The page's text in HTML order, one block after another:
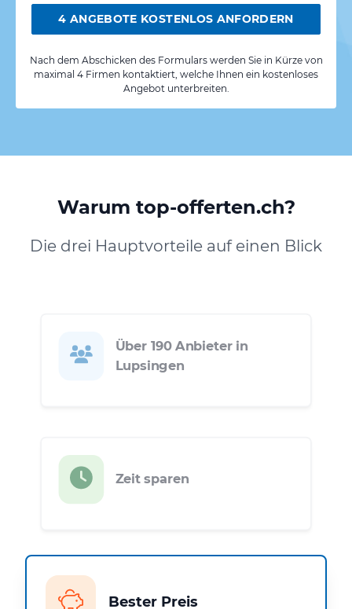
4 ANGEBOTE KOSTENLOS ANFORDERN
Nach dem Abschicken des Formulars werden Sie in Kürze von
maximal 4 Firmen kontaktiert, welche Ihnen ein kostenloses
Angebot unterbreiten.
Warum top-offerten.ch?
Die drei Hauptvorteile auf einen Blick
Über 190 Anbieter in
Lupsingen
Zeit sparen
Bester Preis